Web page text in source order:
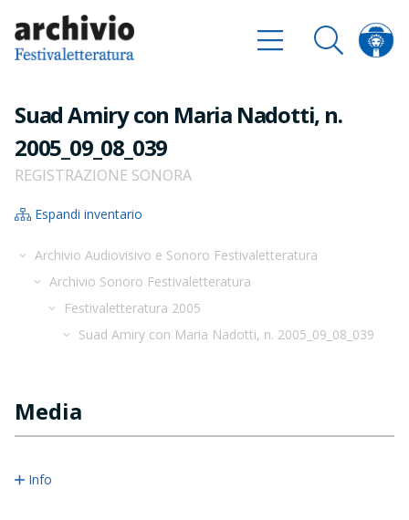
Suad Amiry con Maria Nadotti, n.
2005_09_08_039
REGISTRAZIONE SONORA
Espandi inventario
Archivio Audiovisivo e Sonoro Festivaletteratura
Archivio Sonoro Festivaletteratura
Festivaletteratura 2005
Suad Amiry con Maria Nadotti, n. 2005_09_08_039
Media
Info